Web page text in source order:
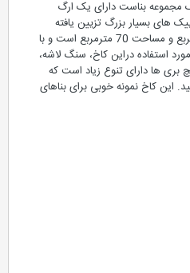
بناست دارای یک ارگ
های بسیار بزرگ تزیین یافته
دراین کاخ، سنگ لاشه،